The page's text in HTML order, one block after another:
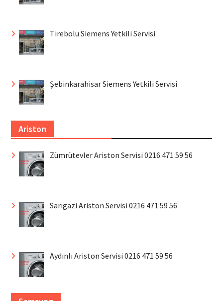
Tirebolu Siemens Yetkili Servisi
Şebinkarahisar Siemens Yetkili Servisi
Ariston
Zümrütevler Ariston Servisi 0216 471 59 56
Sarıgazi Ariston Servisi 0216 471 59 56
Aydınlı Ariston Servisi 0216 471 59 56